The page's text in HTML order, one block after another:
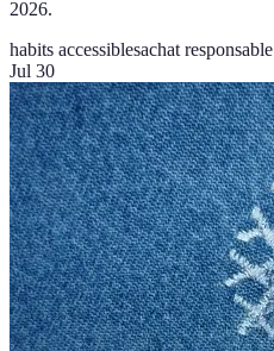
2026.
habits accessiblesachat responsable
Jul 30